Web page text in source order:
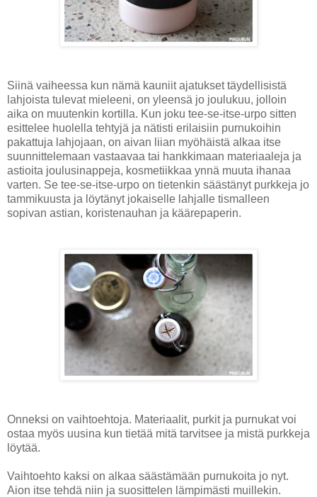
Siinä vaiheessa kun nämä kauniit ajatukset täydellisistä
lahjoista tulevat mieleeni, on yleensä jo joulukuu, jolloin
aika on muutenkin kortilla. Kun joku tee-se-itse-urpo sitten
esittelee huolella tehtyjä ja nätisti erilaisiin purnukoihin
pakattuja lahjojaan, on aivan liian myöhäistä alkaa itse
suunnittelemaan vastaavaa tai hankkimaan materiaaleja ja
astioita joulusinappeja, kosmetiikkaa ynnä muuta ihanaa
varten. Se tee-se-itse-urpo on tietenkin säästänyt purkkeja jo
tammikuusta ja löytänyt jokaiselle lahjalle tismalleen
sopivan astian, koristenauhan ja käärepaperin.
Onneksi on vaihtoehtoja. Materiaalit, purkit ja purnukat voi
ostaa myös uusina kun tietää mitä tarvitsee ja mistä purkkeja
löytää.
Vaihtoehto kaksi on alkaa säästämään purnukoita jo nyt.
Aion itse tehdä niin ja suosittelen lämpimästi muillekin.